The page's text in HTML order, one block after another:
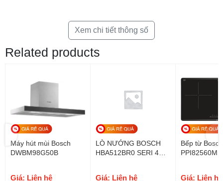
Xem chi tiết thông số
Related products
Máy hút mùi Bosch
DWBM98G50B
Giá: Liên hệ
LÒ NƯỚNG BOSCH
HBA512BR0 SERI 4
Giá: Liên hệ
Bếp từ Bosch
Giá: Liên hệ